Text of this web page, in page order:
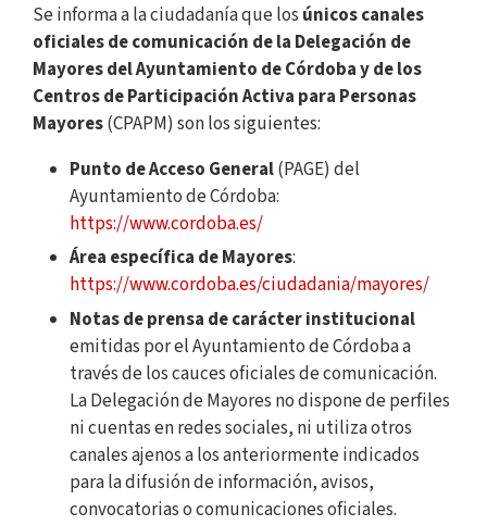
Se informa a la ciudadanía que los únicos canales
oficiales de comunicación de la Delegación de
Mayores del Ayuntamiento de Córdoba y de los
Centros de Participación Activa para Personas
Mayores(CPAPM) son los siguientes:
Punto de Acceso General(PAGE) del
Ayuntamiento de Córdoba:
https://www.cordoba.es/
Área específica de Mayores:
https://www.cordoba.es/ciudadania/mayores/
Notas de prensa de carácter institucional
emitidas por el Ayuntamiento de Córdoba a
través de los cauces oficiales de comunicación.
La Delegación de Mayores no dispone de perfiles
ni cuentas en redes sociales, ni utiliza otros
canales ajenos a los anteriormente indicados
para la difusión de información, avisos,
convocatorias o comunicaciones oficiales.